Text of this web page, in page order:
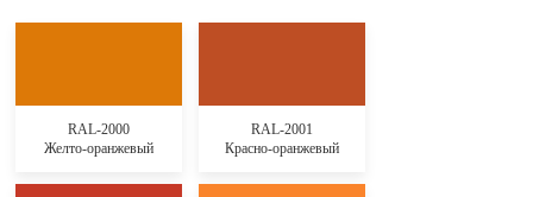
RAL-2000
Желто-оранжевый
RAL-2001
Красно-оранжевый